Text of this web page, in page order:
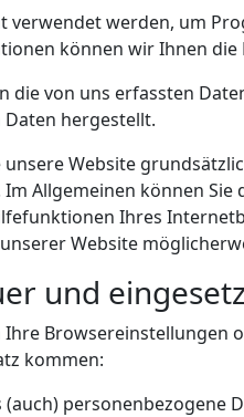
verwendet werden, um
können wir Ihnen
die von uns erfassten
hergestellt.
Website
Allgemeinen können
Ihres
Website
und
Ihre Browsereinstellungen
kommen:
(auch)